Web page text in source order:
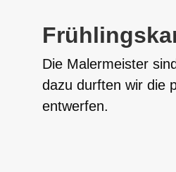
Die Malermeister
dazu durften wir die
entwerfen.